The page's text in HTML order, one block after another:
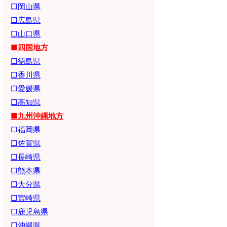
□岡山県
□広島県
□山口県
■四国地方
□徳島県
□香川県
□愛媛県
□高知県
■九州沖縄地方
□福岡県
□佐賀県
□長崎県
□熊本県
□大分県
□宮崎県
□鹿児島県